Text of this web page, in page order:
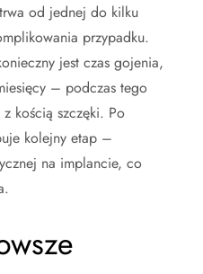
od jednej do kilku
przypadku.
jest czas gojenia,
– podczas tego
kością szczęki. Po
kolejny etap –
na implancie, co